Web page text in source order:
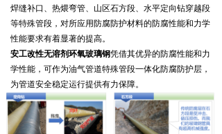
焊缝补口、热煨弯管、山区石方段、水平定向钻穿越段
等特殊管段，对所应用防腐防护材料的防腐性能和力学
性能要求有着显著的提高。
安工改性无溶剂环氧玻璃钢凭借其优异的防腐性能和力
学性能，可作为油气管道特殊管段一体化防腐防护层，
为管道安全稳定运行提供有力保障。